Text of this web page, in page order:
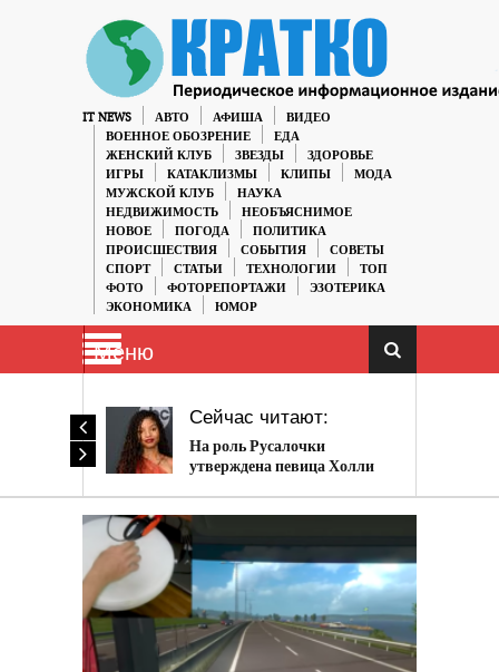
IT NEWS АВТО АФИША
ВИДЕО
ВОЕННОЕ ОБОЗРЕНИЕ
ЕДА
ЖЕНСКИЙ КЛУБ
ЗВЕЗДЫ
ЗДОРОВЬЕ
ИГРЫ
КАТАКЛИЗМЫ КЛИПЫ
МОДА
МУЖСКОЙ КЛУБ
НАУКА
НЕДВИЖИМОСТЬ
НЕОБЪЯСНИМОЕ
НОВОЕ
ПОГОДА
ПОЛИТИКА
ПРОИСШЕСТВИЯ
СОБЫТИЯ
СОВЕТЫ
СПОРТ
СТАТЬИ ТЕХНОЛОГИИ
ТОП
ФОТО
ФОТОРЕПОРТАЖИ
ЭЗОТЕРИКА
ЭКОНОМИКА
ЮМОР
Меню
Сейчас читают:
На роль Русалочки
утверждена певица Холли